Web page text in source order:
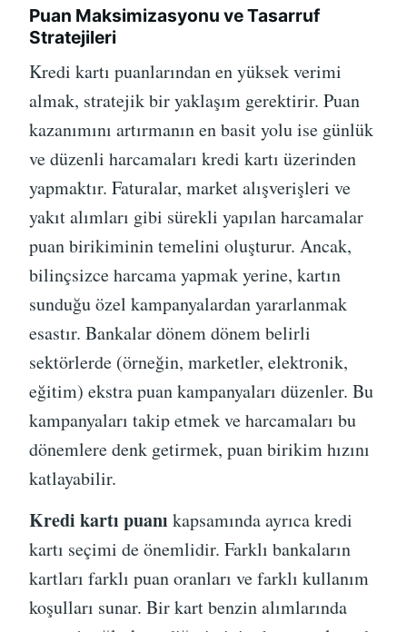
Puan Maksimizasyonu ve Tasarruf
Stratejileri
Kredi kartı puanlarından en yüksek verimi
almak, stratejik bir yaklaşım gerektirir. Puan
kazanımını artırmanın en basit yolu ise günlük
ve düzenli harcamaları kredi kartı üzerinden
yapmaktır. Faturalar, market alışverişleri ve
yakıt alımları gibi sürekli yapılan harcamalar
puan birikiminin temelini oluşturur. Ancak,
bilinçsizce harcama yapmak yerine, kartın
sunduğu özel kampanyalardan yararlanmak
esastır. Bankalar dönem dönem belirli
sektörlerde (örneğin, marketler, elektronik,
eğitim) ekstra puan kampanyaları düzenler. Bu
kampanyaları takip etmek ve harcamaları bu
dönemlere denk getirmek, puan birikim hızını
katlayabilir.
Kredi kartı puanı kapsamında ayrıca kredi
kartı seçimi de önemlidir. Farklı bankaların
kartları farklı puan oranları ve farklı kullanım
koşulları sunar. Bir kart benzin alımlarında